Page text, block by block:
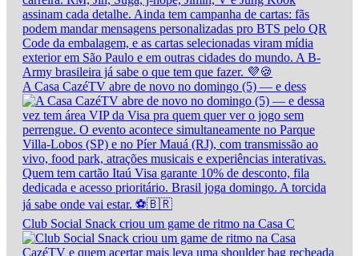
A Casa CazéTV abre de novo no domingo (5) — e dess
Club Social Snack criou um game de ritmo na Casa C